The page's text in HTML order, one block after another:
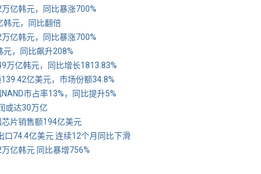
亿韩元，同比暴涨700%
韩元，同比翻倍
亿韩元，同比暴涨700%
，同比飙升208%
万亿韩元，同比增长1813.83%
亿美元，市场份额34.8%
市占率13%，同比提升5%
或达30万亿
片销售额194亿美元
74.4亿美元 连续12个月同比下滑
亿韩元 同比暴增756%